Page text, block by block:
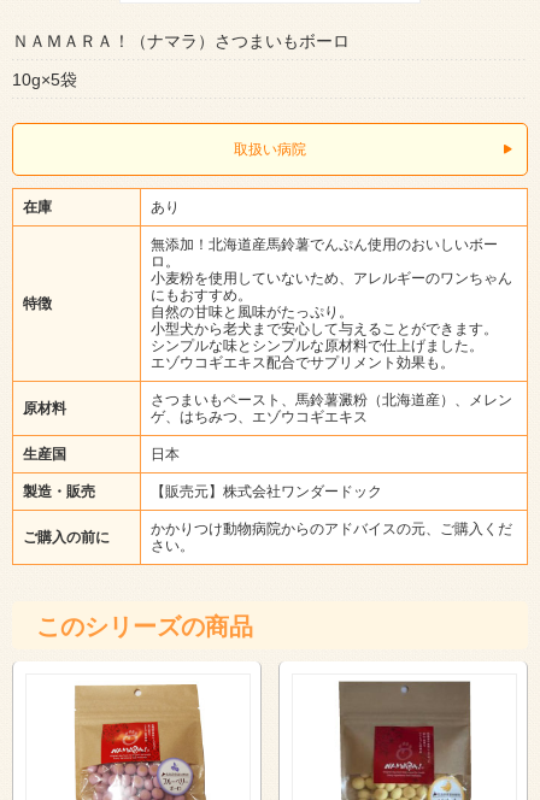
ＮＡＭＡＲＡ！（ナマラ）さつまいもボーロ
10g×5袋
取扱い病院
在庫 あり
特徴
無添加！北海道産馬鈴薯でんぷん使用のおいしいボー
ロ。
小麦粉を使用していないため、アレルギーのワンちゃん
にもおすすめ。
自然の甘味と風味がたっぷり。
小型犬から老犬まで安心して与えることができます。
シンプルな味とシンプルな原材料で仕上げました。
エゾウコギエキス配合でサプリメント効果も。
原材料
さつまいもペースト、馬鈴薯澱粉（北海道産）、メレン
ゲ、はちみつ、エゾウコギエキス
生産国 日本
製造・販売 【販売元】株式会社ワンダードック
ご購入の前に
かかりつけ動物病院からのアドバイスの元、ご購入くだ
さい。
このシリーズの商品